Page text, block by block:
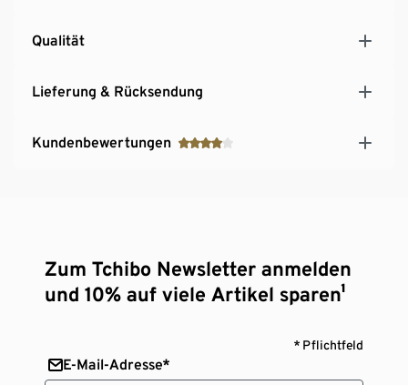
Qualität
Lieferung & Rücksendung
Kundenbewertungen
Zum Tchibo Newsletter anmelden
und 10% auf viele Artikel sparen¹
* Pflichtfeld
E-Mail-Adresse*